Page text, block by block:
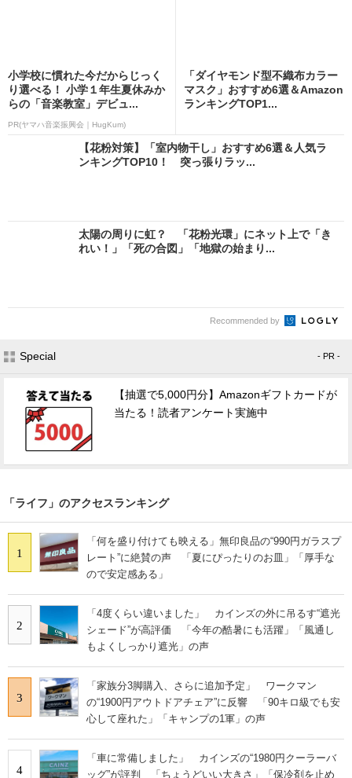
小学校に慣れた今だからじっく
り選べる！ 小学１年生夏休みか
らの「音楽教室」デビュ...
PR(ヤマハ音楽振興会｜HugKum)
「ダイヤモンド型不織布カラー
マスク」おすすめ6選＆Amazon
ランキングTOP1...
【花粉対策】「室内物干し」おすすめ6選＆人気ラ
ンキングTOP10！ 突っ張りラッ...
太陽の周りに虹？ 「花粉光環」にネット上で「き
れい！」「死の合図」「地獄の始まり...
Recommended by
Special - PR -
【抽選で5,000円分】Amazonギフトカードが
当たる！読者アンケート実施中
「ライフ」のアクセスランキング
1
「何を盛り付けても映える」無印良品の“990円ガラスプ
レート”に絶賛の声 「夏にぴったりのお皿」「厚手な
ので安定感ある」
2
「4度くらい違いました」 カインズの外に吊るす“遮光
シェード”が高評価 「今年の酷暑にも活躍」「風通し
もよくしっかり遮光」の声
3
「家族分3脚購入、さらに追加予定」 ワークマン
の“1900円アウトドアチェア”に反響 「90キロ級でも安
心して座れた」「キャンプの1軍」の声
4
「車に常備しました」 カインズの“1980円クーラーバ
ッグ”が評判 「ちょうどいい大きさ」「保冷剤を止め